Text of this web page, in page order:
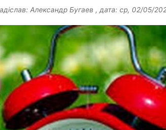
Александр Бугаев , дата: ср, 02/05/